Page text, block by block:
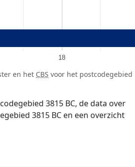
18
en het CBS voor het postcodegebied
3815 BC, de data over
3815 BC en een overzicht